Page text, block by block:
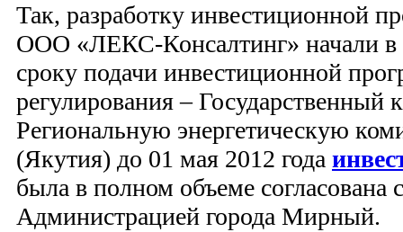
Так, разработку инвестиционной
ООО «ЛЕКС-Консалтинг» начали в
сроку подачи инвестиционной
регулирования – Государственный
Региональную энергетическую
(Якутия) до 01 мая 2012 года
была в полном объеме согласована
Администрацией города Мирный.